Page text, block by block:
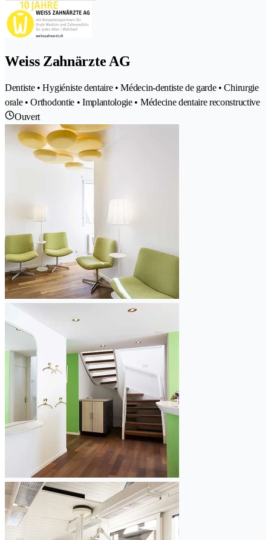
Weiss Zahnärzte AG
Dentiste • Hygiéniste dentaire • Médecin-dentiste de garde • Chirurgie
orale • Orthodontie • Implantologie • Médecine dentaire reconstructive
Ouvert